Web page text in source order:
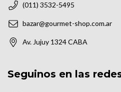
(011) 3532-5495
bazar@gourmet-shop.com.ar
Av. Jujuy 1324 CABA
Seguinos en las